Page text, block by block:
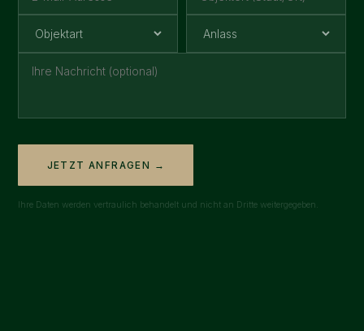
JETZT ANFRAGEN →
Ihre Daten werden vertraulich behandelt und nicht an Dritte weitergegeben.